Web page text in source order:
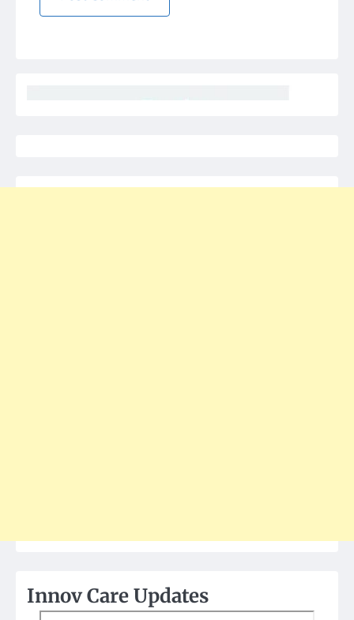
Innov Care Updates